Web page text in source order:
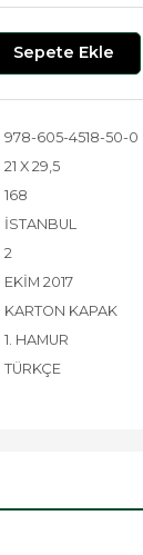
Sepete Ekle
978-605-4518-50-0
21 X 29,5
168
İSTANBUL
2
EKIM 2017
KARTON KAPAK
1. HAMUR
TÜRKÇE